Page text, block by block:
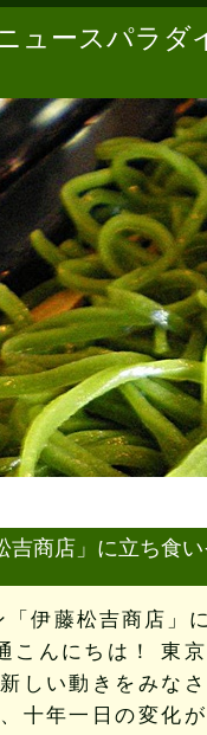
ュースパラダ
吉商店」に立ち食
伊藤松吉商店」
こんにちは！ 東
しい動きをみな
十年一日の変化